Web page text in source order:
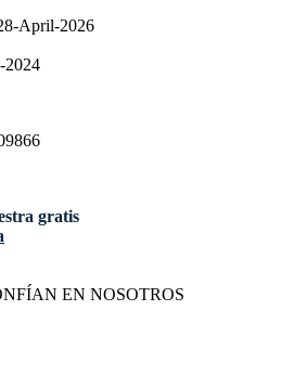
April-2026
2024
gratis
EN NOSOTROS